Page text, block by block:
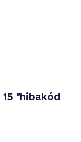
"hibakód